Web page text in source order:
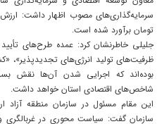
تومان برآورد شده است.
جلیلی خاطرنشان کرد: عمده طرح‌های
ظرفیت‌های تولید انرژی‌های تجدیدپذیر»،
بوده‌اند که اجرایی شدن آن‌ها نقش
شاخص‌های اقتصادی استان خواهد داشت.
این مقام مسئول در سازمان منطقه
سازمان گفت: سیاست محوری در